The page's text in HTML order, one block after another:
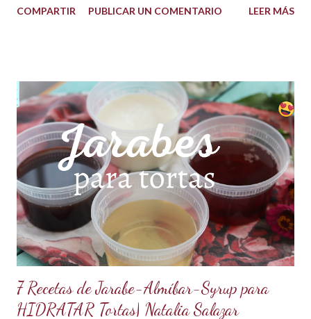
propiedad de solidificarse al enfriarse, evitando así que se
auténtica maravilla. Se lo puede preparar de diferentes
formas con el mismo resultado, obteniendo un Ganache, que
es una crema que tiene una parte de chocolate y otra parte
de crema de leche o nata, más información de lo que es un
ganache aquí en mi Blog. 😉 Ingredientes: (Proporción 3x1)
600 g de chocolate blanco (sucedáneo para resistir climas
cálidos) 200 g de crema para batir vegetal (crema para batir
para hacer Chantilly vegetal) Preparación: Coloca el chocolate
y...
COMPARTIR PUBLICAR UN COMENTARIO LEER MÁS
7 Recetas de Jarabe-Almíbar-Syrup para
HIDRATAR Tortas| Natalia Salazar